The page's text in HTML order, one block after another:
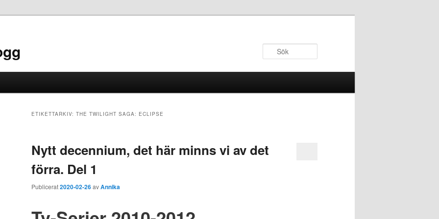
ETIKETTARKIV: THE TWILIGHT SAGA: ECLIPSE
Nytt decennium, det här minns vi av det
förra. Del 1
Publicerat2020-02-26avAnnika